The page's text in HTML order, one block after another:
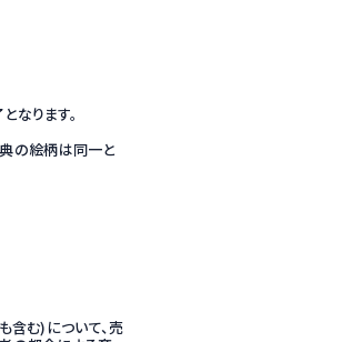
なります。
の絵柄は同一と
含む)について、売